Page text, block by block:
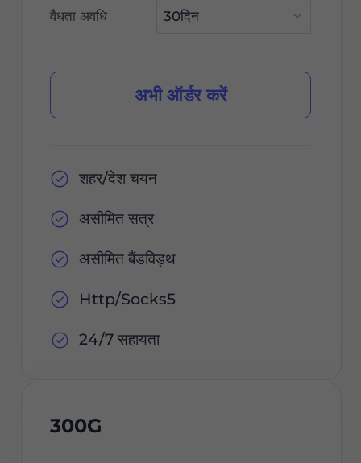
वैधता अवधि
अभी ऑर्डर करें
शहर/देश चयन
असीमित सत्र
असीमित बैंडविड्थ
Http/Socks5
24/7 सहायता
300G